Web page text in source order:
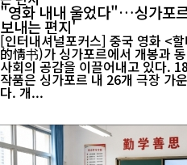
"영화 내내 울었다"…싱가포
보내는 편지'
[인터내셔널포커스] 중국 영화 <
的情书)가 싱가포르에서 개봉과
사회의 공감을 이끌어내고 있다. 18일 현지 영화업계에 따르면 이
작품은 싱가포르 내 26개 극장 가
다. 개...